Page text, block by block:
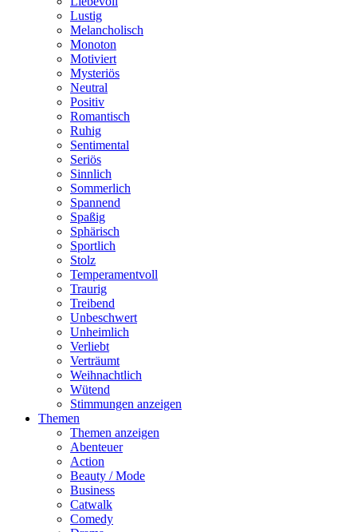
Lustig
Melancholisch
Monoton
Motiviert
Mysteriös
Neutral
Positiv
Romantisch
Ruhig
Sentimental
Seriös
Sinnlich
Sommerlich
Spannend
Spaßig
Sphärisch
Sportlich
Stolz
Temperamentvoll
Traurig
Treibend
Unbeschwert
Unheimlich
Verliebt
Verträumt
Weihnachtlich
Wütend
Stimmungen anzeigen
Themen
Themen anzeigen
Abenteuer
Action
Beauty / Mode
Business
Catwalk
Comedy